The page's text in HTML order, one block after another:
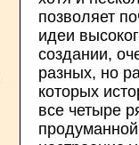
позволяет
идеи
создании,
разных, но
которых
все четыре